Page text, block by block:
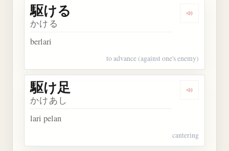
Dengarkan
駆ける
かける
berlari
to advance (against one's enemy)
Dengarkan
駆け足
かけあし
lari pelan
cantering